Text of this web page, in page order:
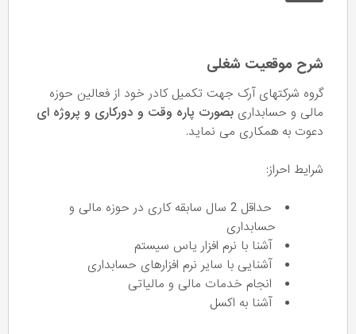
شرح موقعیت شغلی
گروه شرکتهای آرک جهت تکمیل کادر خود از فعالین حوزه
مالی و حسابداری بصورت پاره وقت و دورکاری و پروژه ای
دعوت به همکاری می نماید.
شرایط احراز:
حداقل 2 سال سابقه کاری در حوزه مالی و
حسابداری
آشنا با نرم افزار یاس سیستم
آشنایی با سایر نرم افزارهای حسابداری
انجام خدمات مالی و مالیاتی
آشنا به اکسل